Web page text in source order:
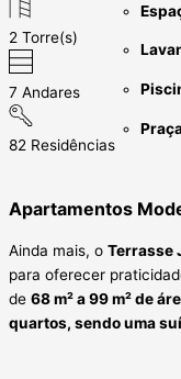
Apartamentos
Ainda mais, o Terrasse
para oferecer
de 68 m² a 99 m² de
quartos, sendo uma
2 Torre(s)
7 Andares
82 Residências